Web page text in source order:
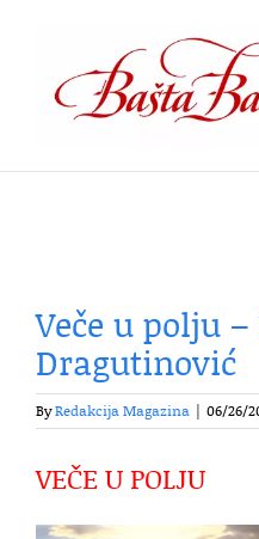
content
Veče u polju
Dragutinović
ByRedakcija Magazina 06/26/
VEČE U POLJU